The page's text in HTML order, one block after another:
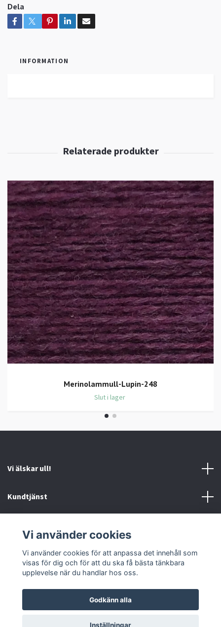
Dela
INFORMATION
Merinolammull-Lupin-248
Slut i lager
Vi älskar ull!
Kundtjänst
Sociala medier
© 2026 Ankis design
Vi använder cookies
Vi använder cookies för att anpassa det innehåll som
visas för dig och för att du ska få bästa tänkbara
upplevelse när du handlar hos oss.
Godkänn alla
Inställningar